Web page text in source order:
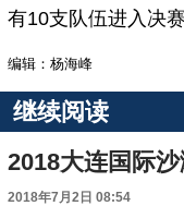
有10支队伍进入决
编辑：杨海峰
继续阅读
2018大连国际
2018年7月2日 08:54